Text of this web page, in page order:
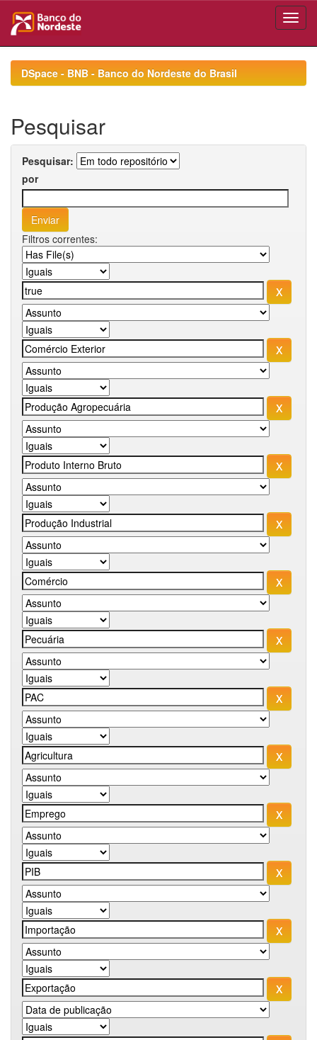
navigationDSpace - BNB - Banco do Nordeste do Brasil
Pesquisar
Pesquisar:
por
Filtros correntes: